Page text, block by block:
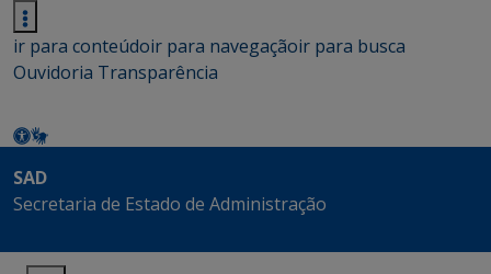
ir para conteúdoir para navegaçãoir para busca
Ouvidoria Transparência
SAD
Secretaria de Estado de Administração